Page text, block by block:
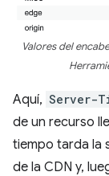
Valores del
Aquí, Server-
de un recurso
tiempo tarda la
de la CDN y,